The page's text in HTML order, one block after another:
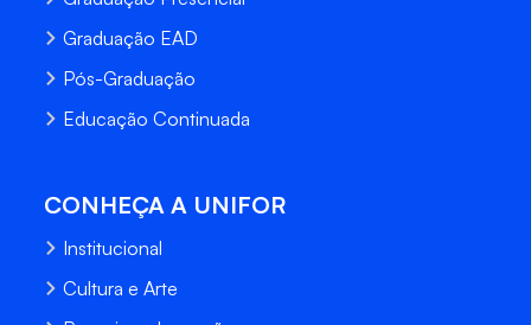
Graduação EAD
Pós-Graduação
Educação Continuada
CONHEÇA A UNIFOR
Institucional
Cultura e Arte